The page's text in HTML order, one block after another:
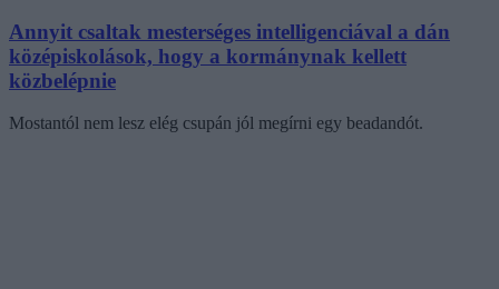
Annyit csaltak mesterséges intelligenciával a dán
középiskolások, hogy a kormánynak kellett
közbelépnie
Mostantól nem lesz elég csupán jól megírni egy beadandót.